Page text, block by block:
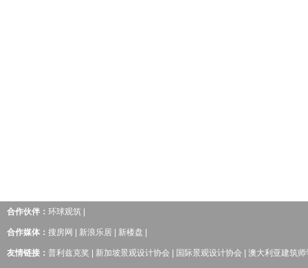
合作伙伴： 环球观筑
合作媒体： 搜房网 新浪乐居 新楼盘
友情链接： 普利兹克奖 新加坡景观设计协会 国际景观设计协会 澳大利亚建筑师